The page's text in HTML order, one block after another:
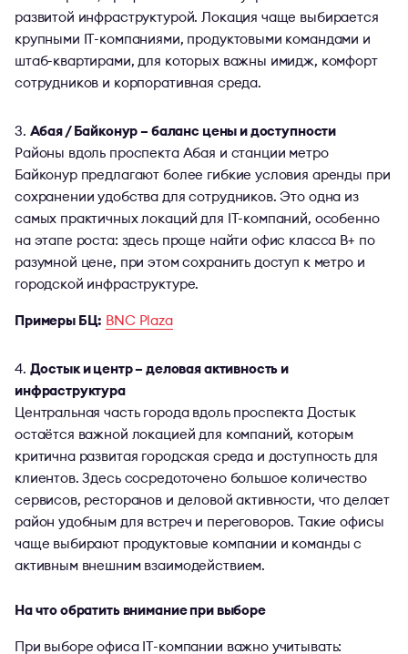
развитой инфраструктурой. Локация чаще выбирается
крупными IT-компаниями, продуктовыми командами и
штаб-квартирами, для которых важны имидж, комфорт
сотрудников и корпоративная среда.
Абая / Байконур – баланс цены и доступности
Районы вдоль проспекта Абая и станции метро
Байконур предлагают более гибкие условия аренды при
сохранении удобства для сотрудников. Это одна из
самых практичных локаций для IT-компаний, особенно
на этапе роста: здесь проще найти офис класса B+ по
разумной цене, при этом сохранить доступ к метро и
городской инфраструктуре.
Примеры БЦ: BNC Plaza
Достык и центр – деловая активность и
инфраструктура
Центральная часть города вдоль проспекта Достык
остаётся важной локацией для компаний, которым
критична развитая городская среда и доступность для
клиентов. Здесь сосредоточено большое количество
сервисов, ресторанов и деловой активности, что делает
район удобным для встреч и переговоров. Такие офисы
чаще выбирают продуктовые компании и команды с
активным внешним взаимодействием.
На что обратить внимание при выборе
При выборе офиса IT-компании важно учитывать: